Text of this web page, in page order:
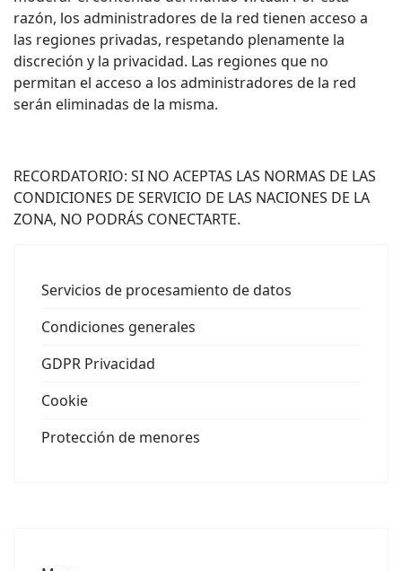
razón, los administradores de la red tienen acceso a
las regiones privadas, respetando plenamente la
discreción y la privacidad. Las regiones que no
permitan el acceso a los administradores de la red
serán eliminadas de la misma.
RECORDATORIO: SI NO ACEPTAS LAS NORMAS DE LAS
CONDICIONES DE SERVICIO DE LAS NACIONES DE LA
ZONA, NO PODRÁS CONECTARTE.
Servicios de procesamiento de datos
Condiciones generales
GDPR Privacidad
Cookie
Protección de menores